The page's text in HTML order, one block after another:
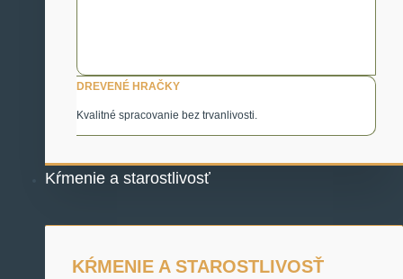
DREVENÉ HRAČKY
Kvalitné spracovanie bez trvanlivosti.
Kŕmenie a starostlivosť
KŔMENIE A STAROSTLIVOSŤ